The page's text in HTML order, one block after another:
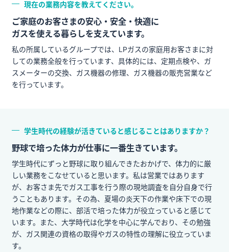
現在の業務内容を教えてください。
ご家庭のお客さまの安心・安全・快適に
ガスを使える暮らしを支えています。
私の所属しているグループでは、LPガスの家庭用お客さまに対
しての業務全般を行っています、具体的には、定期点検や、ガ
スメーターの交換、ガス機器の修理、ガス機器の販売営業など
を行っています。
学生時代の経験が活きていると感じることはありますか？
野球で培った体力が仕事に一番生きています。
学生時代にずっと野球に取り組んできたおかげで、体力的に厳
しい業務をこなせていると思います。私は営業ではあります
が、お客さま先でガス工事を行う際の現地調査を自分自身で行
うこともあります。その為、夏場の炎天下の作業や床下での現
地作業などの際に、部活で培った体力が役立っていると感じて
います。また、大学時代は化学を中心に学んでおり、その勉強
が、ガス関連の資格の取得やガスの特性の理解に役立っていま
す。